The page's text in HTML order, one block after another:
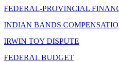
FEDERAL-PROVINCIAL
INDIAN BANDS
IRWIN TOY DISPUTE
FEDERAL BUDGET